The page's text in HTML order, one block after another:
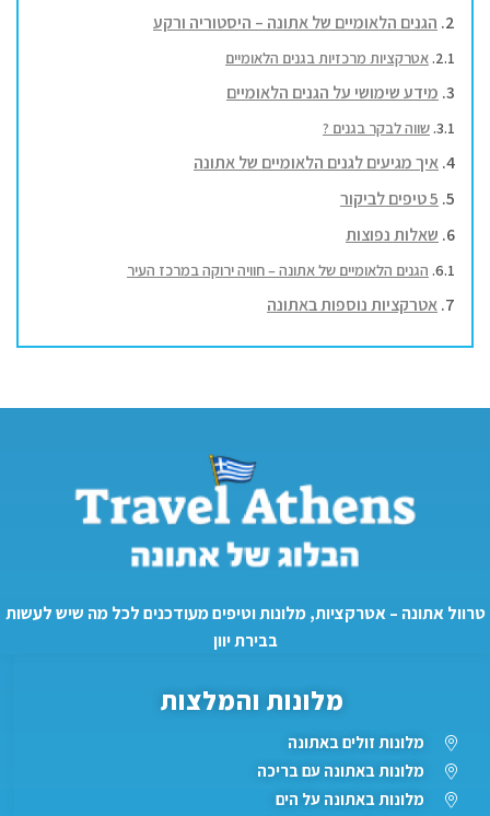
הגנים הלאומיים של אתונה – היסטוריה ורקע
אטרקציות מרכזיות בגנים הלאומיים
מידע שימושי על הגנים הלאומיים
שווה לבקר בגנים ?
איך מגיעים לגנים הלאומיים של אתונה
5 טיפים לביקור
שאלות נפוצות
הגנים הלאומיים של אתונה – חוויה ירוקה במרכז העיר
אטרקציות נוספות באתונה
מלונות והמלצות
מלונות זולים באתונה
מלונות באתונה עם בריכה
מלונות באתונה על הים
טרוול אתונה – אטרקציות, מלונות וטיפים מעודכנים לכל מה שיש לעשות
בבירת יוון